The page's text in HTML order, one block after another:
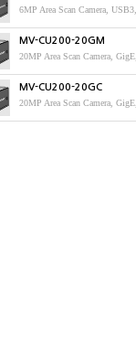
6MP Area Scan Camera,
MV-CU200-20GM
20MP Area Scan Camera,
MV-CU200-20GC
20MP Area Scan Camera,